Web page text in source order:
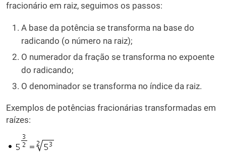
fracionário em raiz, seguimos os passos:
A base da potência se transforma na base do
radicando (o número na raiz);
O numerador da fração se transforma no expoente
do radicando;
O denominador se transforma no índice da raiz.
Exemplos de potências fracionárias transformadas em
raízes: